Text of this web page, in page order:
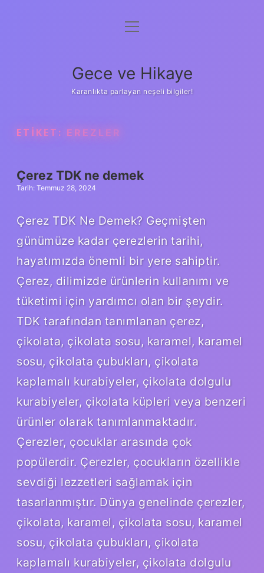
Anasayfa
Yasal Uyarı
menüyü
Gece ve Hikaye
Karanlıkta parlayan neşeli bilgiler!
ETIKET: EREZLER
Çerez TDK ne demek
Tarih: Temmuz 28, 2024
Çerez TDK Ne Demek? Geçmişten
günümüze kadar çerezlerin tarihi,
hayatımızda önemli bir yere sahiptir.
Çerez, dilimizde ürünlerin kullanımı ve
tüketimi için yardımcı olan bir şeydir.
TDK tarafından tanımlanan çerez,
çikolata, çikolata sosu, karamel, karamel
sosu, çikolata çubukları, çikolata
kaplamalı kurabiyeler, çikolata dolgulu
kurabiyeler, çikolata küpleri veya benzeri
ürünler olarak tanımlanmaktadır.
Çerezler, çocuklar arasında çok
popülerdir. Çerezler, çocukların özellikle
sevdiği lezzetleri sağlamak için
tasarlanmıştır. Dünya genelinde çerezler,
çikolata, karamel, çikolata sosu, karamel
sosu, çikolata çubukları, çikolata
kaplamalı kurabiyeler, çikolata dolgulu